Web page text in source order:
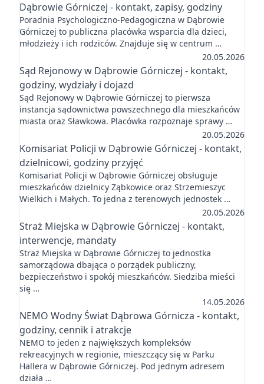
Dąbrowie Górniczej - kontakt, zapisy, godziny
Poradnia Psychologiczno-Pedagogiczna w Dąbrowie
Górniczej to publiczna placówka wsparcia dla dzieci,
młodzieży i ich rodziców. Znajduje się w centrum …
20.05.2026
Sąd Rejonowy w Dąbrowie Górniczej - kontakt,
godziny, wydziały i dojazd
Sąd Rejonowy w Dąbrowie Górniczej to pierwsza
instancja sądownictwa powszechnego dla mieszkańców
miasta oraz Sławkowa. Placówka rozpoznaje sprawy …
20.05.2026
Komisariat Policji w Dąbrowie Górniczej - kontakt,
dzielnicowi, godziny przyjęć
Komisariat Policji w Dąbrowie Górniczej obsługuje
mieszkańców dzielnicy Ząbkowice oraz Strzemieszyc
Wielkich i Małych. To jedna z terenowych jednostek …
20.05.2026
Straż Miejska w Dąbrowie Górniczej - kontakt,
interwencje, mandaty
Straż Miejska w Dąbrowie Górniczej to jednostka
samorządowa dbająca o porządek publiczny,
bezpieczeństwo i spokój mieszkańców. Siedziba mieści
się …
14.05.2026
NEMO Wodny Świat Dąbrowa Górnicza - kontakt,
godziny, cennik i atrakcje
NEMO to jeden z największych kompleksów
rekreacyjnych w regionie, mieszczący się w Parku
Hallera w Dąbrowie Górniczej. Pod jednym adresem
działa …